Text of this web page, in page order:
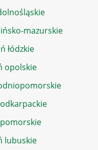
mazurskie
łódzkie
opolskie
lubuskie